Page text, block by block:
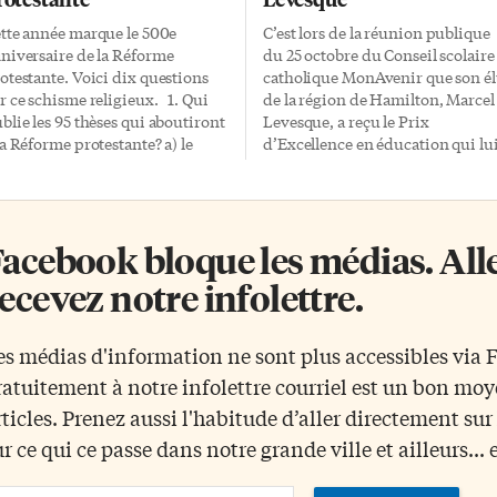
année marque le 500e
de la Réforme
Voici dix questions
ce schisme religieux. 1. Qui
les 95 thèses qui aboutiront
Réforme protestante? a) le
thèses? a) le commerce des
b) le commerce des objets
piété c) le commerce des
Decet Romanum Pontificem
Martin Luther de
catholique. Quel pape a
cette bulle? a) Léon X b) […]
C’est lors de la réunion publique
du 25 octobre du Conseil scolaire
catholique MonAvenir que son
de la région de Hamilton, Marcel
Levesque, a reçu le Prix
d’Excellence en éducation qui lui
rend hommage, chaque année, à
une conseillère ou un conseiller
scolaire qui se démarque dans ses
Levesque est impliqué depuis plus
de 25 ans à la promotion de
l’éducation catholique de langue
française. Il a occupé les postes
présidence et de vice-présidence
au sein du […]
bloque les médias.
notre infolettre.
médias d'information ne sont plus accessibles via
à notre infolettre courriel est un bon
Prenez aussi l'habitude d’aller directement
ce qui ce passe dans notre grande ville et ailleurs...